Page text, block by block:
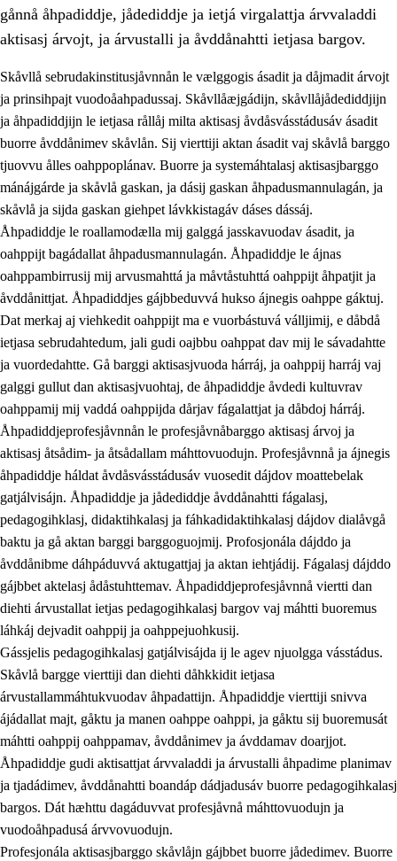
3. Prinsihpa skåvlå dåjmajda
3.1 Sebrudahtte oahppambirás
3.2 Åhpadibme ja hiebadum åhpadus
3.3 Aktisasjbarggo sijda ja skåvlå gaskan
3.4 Åhpadus åhpadusvidnudagán ja barggoiellemin
3.5 Profesjåvnåaktisasjvuohta ja skåvllååvddånibme
gånnå åhpadiddje, jådediddje ja ietjá virgalattja árvvaladdi
aktisasj árvojt, ja árvustalli ja åvddånahtti ietjasa bargov.
Skåvllå sebrudakinstitusjåvnnån le vælggogis ásadit ja dåjmadit árvojt
ja prinsihpajt vuodoåahpadussaj. Skåvllåæjgádijn, skåvllåjådediddjijn
ja åhpadiddjijn le ietjasa rållåj milta aktisasj åvdåsvásstádusáv ásadit
buorre åvddånimev skåvlån. Sij vierttiji aktan ásadit vaj skåvlå barggo
tjuovvu ålles oahppoplánav. Buorre ja systemáhtalasj aktisasjbarggo
mánájgárde ja skåvlå gaskan, ja dásij gaskan åhpadusmannulagán, ja
skåvlå ja sijda gaskan giehpet lávkkistagáv dáses dássáj.
Åhpadiddje le roallamodælla mij galggá jasskavuodav ásadit, ja
oahppijt bagádallat åhpadusmannulagán. Åhpadiddje le ájnas
oahppambirrusij mij arvusmahttá ja måvtåstuhttá oahppijt åhpatjit ja
åvddånittjat. Åhpadiddjes gájbbeduvvá hukso ájnegis oahppe gáktuj.
Dat merkaj aj viehkedit oahppijt ma e vuorbástuvá válljimij, e dåbdå
ietjasa sebrudahtedum, jali gudi oajbbu oahppat dav mij le sávadahtte
ja vuordedahtte. Gå barggi aktisasjvuoda hárráj, ja oahppij harráj vaj
galggi gullut dan aktisasjvuohtaj, de åhpadiddje åvdedi kultuvrav
oahppamij mij vaddá oahppijda dårjav fágalattjat ja dåbdoj hárráj.
Åhpadiddjeprofesjåvnnån le profesjåvnåbarggo aktisasj árvoj ja
aktisasj åtsådim- ja åtsådallam máhttovuodujn. Profesjåvnnå ja ájnegis
åhpadiddje háldat åvdåsvásstádusáv vuosedit dájdov moattebelak
gatjálvisájn. Åhpadiddje ja jådediddje åvddånahtti fágalasj,
pedagogihklasj, didaktihkalasj ja fáhkadidaktihkalasj dájdov dialåvgå
baktu ja gå aktan barggi barggoguojmij. Profosjonála dájddo ja
åvddånibme dáhpáduvvá aktugattjaj ja aktan iehtjádij. Fágalasj dájddo
gájbbet aktelasj ådåstuhttemav. Åhpadiddjeprofesjåvnnå viertti dan
diehti árvustallat ietjas pedagogihkalasj bargov vaj máhtti buoremus
láhkáj dejvadit oahppij ja oahppejuohkusij.
Gássjelis pedagogihkalasj gatjálvisájda ij le agev njuolgga vásstádus.
Skåvlå bargge vierttiji dan diehti dåhkkidit ietjasa
árvustallammáhtukvuodav åhpadattijn. Åhpadiddje vierttiji snivva
ájádallat majt, gåktu ja manen oahppe oahppi, ja gåktu sij buoremusát
máhtti oahppij oahppamav, åvddånimev ja ávddamav doarjjot.
Åhpadiddje gudi aktisattjat árvvaladdi ja árvustalli åhpadime planimav
ja tjadádimev, åvddånahtti boandáp dádjadusáv buorre pedagogihkalasj
bargos. Dát hæhttu dagáduvvat profesjåvnå máhttovuodujn ja
vuodoåhpadusá árvvovuodujn.
Profesjonála aktisasjbarggo skåvlåjn gájbbet buorre jådedimev. Buorre